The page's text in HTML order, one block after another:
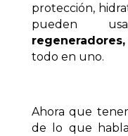
protección,
pueden
todo en uno.
Ahora que
de lo que